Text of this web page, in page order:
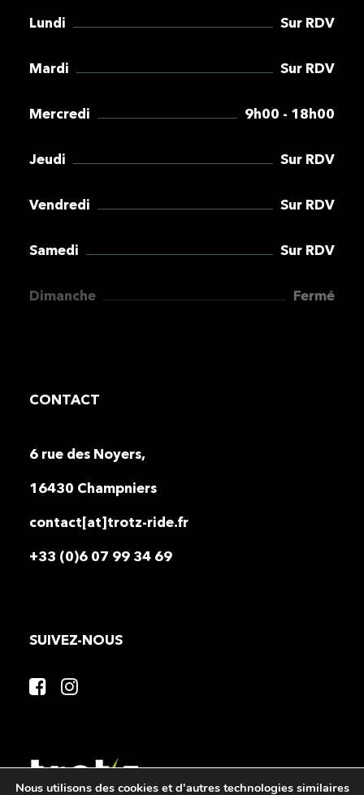
Lundi Sur RDV
Mardi Sur RDV
Mercredi 9h00 - 18h00
Jeudi Sur RDV
Vendredi Sur RDV
Samedi Sur RDV
Dimanche Fermé
CONTACT
6 rue des Noyers,
16430 Champniers
contact[at]trotz-ride.fr
+33 (0)6 07 99 34 69
SUIVEZ-NOUS
Nous utilisons des cookies et d'autres technologies similaires